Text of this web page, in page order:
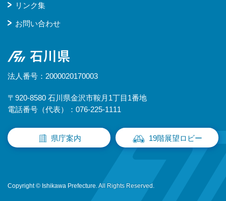
リンク集
お問い合わせ
石川県
法人番号：2000020170003
〒920-8580 石川県金沢市鞍月1丁目1番地
電話番号（代表）：076-225-1111
県庁案内 19階展望ロビー
Copyright © Ishikawa Prefecture. All Rights Reserved.